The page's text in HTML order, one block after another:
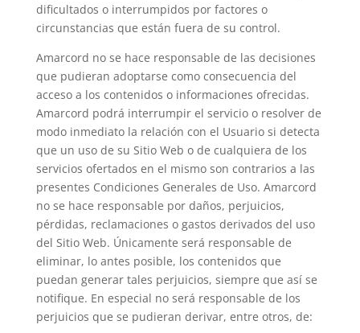
dificultados o interrumpidos por factores o
circunstancias que están fuera de su control.
Amarcord no se hace responsable de las decisiones
que pudieran adoptarse como consecuencia del
acceso a los contenidos o informaciones ofrecidas.
Amarcord podrá interrumpir el servicio o resolver de
modo inmediato la relación con el Usuario si detecta
que un uso de su Sitio Web o de cualquiera de los
servicios ofertados en el mismo son contrarios a las
presentes Condiciones Generales de Uso. Amarcord
no se hace responsable por daños, perjuicios,
pérdidas, reclamaciones o gastos derivados del uso
del Sitio Web. Únicamente será responsable de
eliminar, lo antes posible, los contenidos que
puedan generar tales perjuicios, siempre que así se
notifique. En especial no será responsable de los
perjuicios que se pudieran derivar, entre otros, de: